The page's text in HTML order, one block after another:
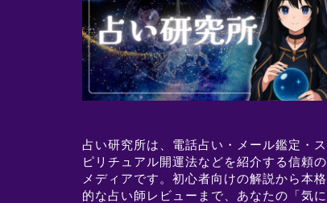
占い研究所は、電話占い・メール鑑定・ス
ピリチュアル開運法などを紹介する信頼の
メディアです。初心者向けの解説から本格
的な占い師レビューまで、あなたの「気に